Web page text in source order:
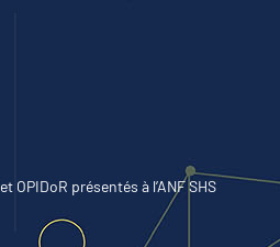
OPIDoR présentés à l’ANF SHS